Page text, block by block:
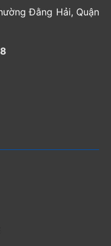
Đằng Hải, Quận